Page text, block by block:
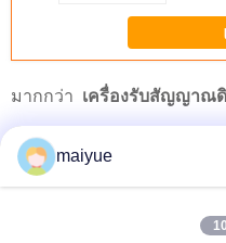
มากกว่า เครื่องรับสัญญาณ
maiyue